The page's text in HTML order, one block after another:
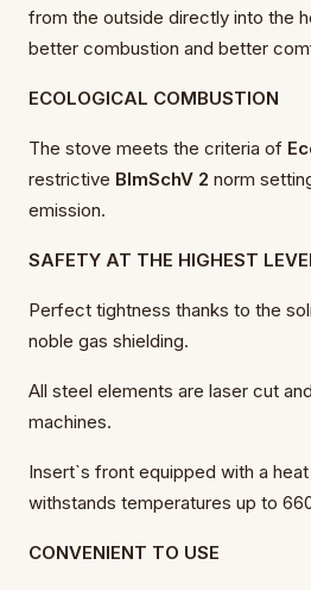
from the outside directly into the
better combustion and better
ECOLOGICAL COMBUSTION
The stove meets the criteria of
restrictive BImSchV 2 norm
emission.
SAFETY AT THE HIGHEST
Perfect tightness thanks to the
noble gas shielding.
All steel elements are laser cut
machines.
Insert`s front equipped with a
withstands temperatures up to
CONVENIENT TO USE